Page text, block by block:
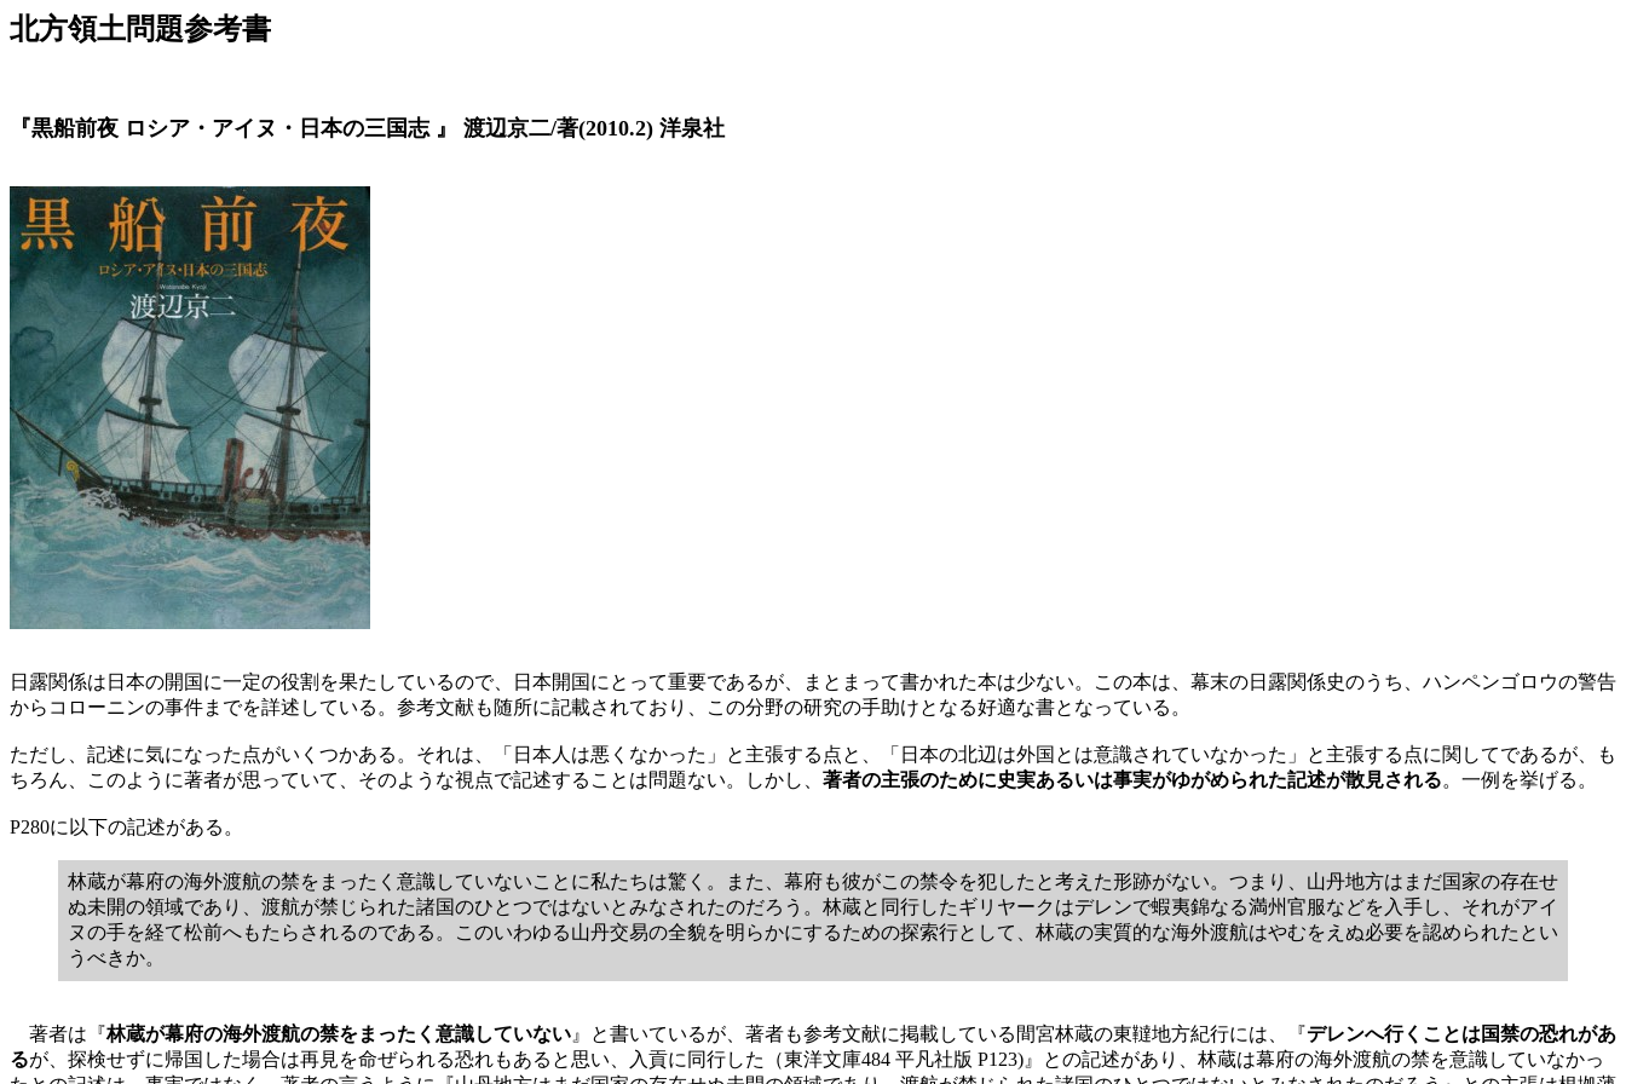
北方領土問題参考書
『黒船前夜 ロシア・アイヌ・日本の三国志 』 渡辺京二/著(2010.2) 洋泉社
日露関係は日本の開国に一定の役割を果たしているので、日本開国にとって重要であるが、まとまって書かれた本は少ない。この本は、幕末の日露関係史のうち、ハンペンゴロウの警告
からコローニンの事件までを詳述している。参考文献も随所に記載されており、この分野の研究の手助けとなる好適な書となっている。
ただし、記述に気になった点がいくつかある。それは、「日本人は悪くなかった」と主張する点と、「日本の北辺は外国とは意識されていなかった」と主張する点に関してであるが、も
ちろん、このように著者が思っていて、そのような視点で記述することは問題ない。しかし、 著者の主張のために史実あるいは事実がゆがめられた記述が散見される。一例を挙げる。
P280に以下の記述がある。
林蔵が幕府の海外渡航の禁をまったく意識していないことに私たちは驚く。また、幕府も彼がこの禁令を犯したと考えた形跡がない。つまり、山丹地方はまだ国家の存在せ
ぬ未開の領域であり、渡航が禁じられた諸国のひとつではないとみなされたのだろう。林蔵と同行したギリヤークはデレンで蝦夷錦なる満州官服などを入手し、それがアイ
ヌの手を経て松前へもたらされるのである。このいわゆる山丹交易の全貌を明らかにするための探索行として、林蔵の実質的な海外渡航はやむをえぬ必要を認められたとい
うべきか。
著者は『林蔵が幕府の海外渡航の禁をまったく意識していない 』と書いているが、著者も参考文献に掲載している間宮林蔵の東韃地方紀行には、『デレンへ行くことは国禁の恐れがあ
るが、探検せずに帰国した場合は再見を命ぜられる恐れもあると思い、入貢に同行した（東洋文庫484 平凡社版 P123)』との記述があり、林蔵は幕府の海外渡航の禁を意識していなかっ